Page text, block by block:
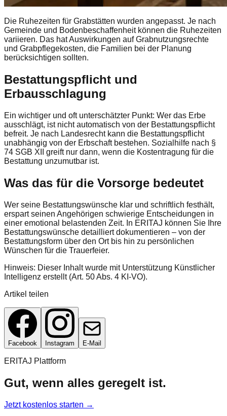
Die Ruhezeiten für Grabstätten wurden angepasst. Je nach
Gemeinde und Bodenbeschaffenheit können die Ruhezeiten
variieren. Das hat Auswirkungen auf Grabnutzungsrechte
und Grabpflegekosten, die Familien bei der Planung
berücksichtigen sollten.
Bestattungspflicht und
Erbausschlagung
Ein wichtiger und oft unterschätzter Punkt: Wer das Erbe
ausschlägt, ist nicht automatisch von der Bestattungspflicht
befreit. Je nach Landesrecht kann die Bestattungspflicht
unabhängig von der Erbschaft bestehen. Sozialhilfe nach §
74 SGB XII greift nur dann, wenn die Kostentragung für die
Bestattung unzumutbar ist.
Was das für die Vorsorge bedeutet
Wer seine Bestattungswünsche klar und schriftlich festhält,
erspart seinen Angehörigen schwierige Entscheidungen in
einer emotional belastenden Zeit. In ERITAJ können Sie Ihre
Bestattungswünsche detailliert dokumentieren – von der
Bestattungsform über den Ort bis hin zu persönlichen
Wünschen für die Trauerfeier.
Hinweis: Dieser Inhalt wurde mit Unterstützung Künstlicher
Intelligenz erstellt (Art. 50 Abs. 4 KI-VO).
Artikel teilen
Facebook Instagram E-Mail
ERITAJ Plattform
Gut, wenn alles geregelt ist.
Jetzt kostenlos starten →